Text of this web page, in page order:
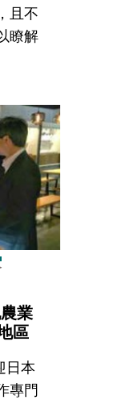
且不
瞭解
業
區
日本
專門